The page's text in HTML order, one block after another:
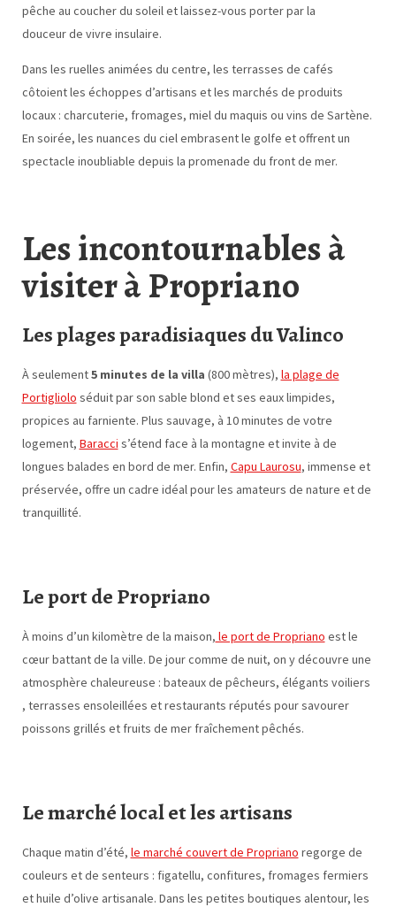
pêche au coucher du soleil et laissez-vous porter par la
douceur de vivre insulaire.
Dans les ruelles animées du centre, les terrasses de cafés
côtoient les échoppes d’artisans et les marchés de produits
locaux : charcuterie, fromages, miel du maquis ou vins de Sartène.
En soirée, les nuances du ciel embrasent le golfe et offrent un
spectacle inoubliable depuis la promenade du front de mer.
Les incontournables à
visiter à Propriano
Les plages paradisiaques du Valinco
À seulement5 minutes de la villa (800 mètres), la plage de
Portigliolo séduit par son sable blond et ses eaux limpides,
propices au farniente. Plus sauvage, à 10 minutes de votre
logement, Baracci s’étend face à la montagne et invite à de
longues balades en bord de mer. Enfin, Capu Laurosu, immense et
préservée, offre un cadre idéal pour les amateurs de nature et de
tranquillité.
Le port de Propriano
À moins d’un kilomètre de la maison, le port de Propriano est le
cœur battant de la ville. De jour comme de nuit, on y découvre une
atmosphère chaleureuse : bateaux de pêcheurs, élégants voiliers
, terrasses ensoleillées et restaurants réputés pour savourer
poissons grillés et fruits de mer fraîchement pêchés.
Le marché local et les artisans
Chaque matin d’été, le marché couvert de Propriano regorge de
couleurs et de senteurs : figatellu, confitures, fromages fermiers
et huile d’olive artisanale. Dans les petites boutiques alentour, les